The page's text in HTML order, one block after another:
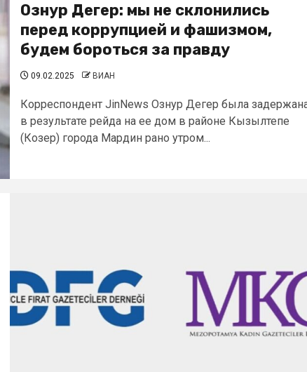
Ознур Дегер: мы не склонились
перед коррупцией и фашизмом,
будем бороться за правду
09.02.2025 ВИАН
Корреспондент JinNews Ознур Дегер была
в результате рейда на ее дом в районе Кызылтепе
(Козер) города Мардин рано утром...